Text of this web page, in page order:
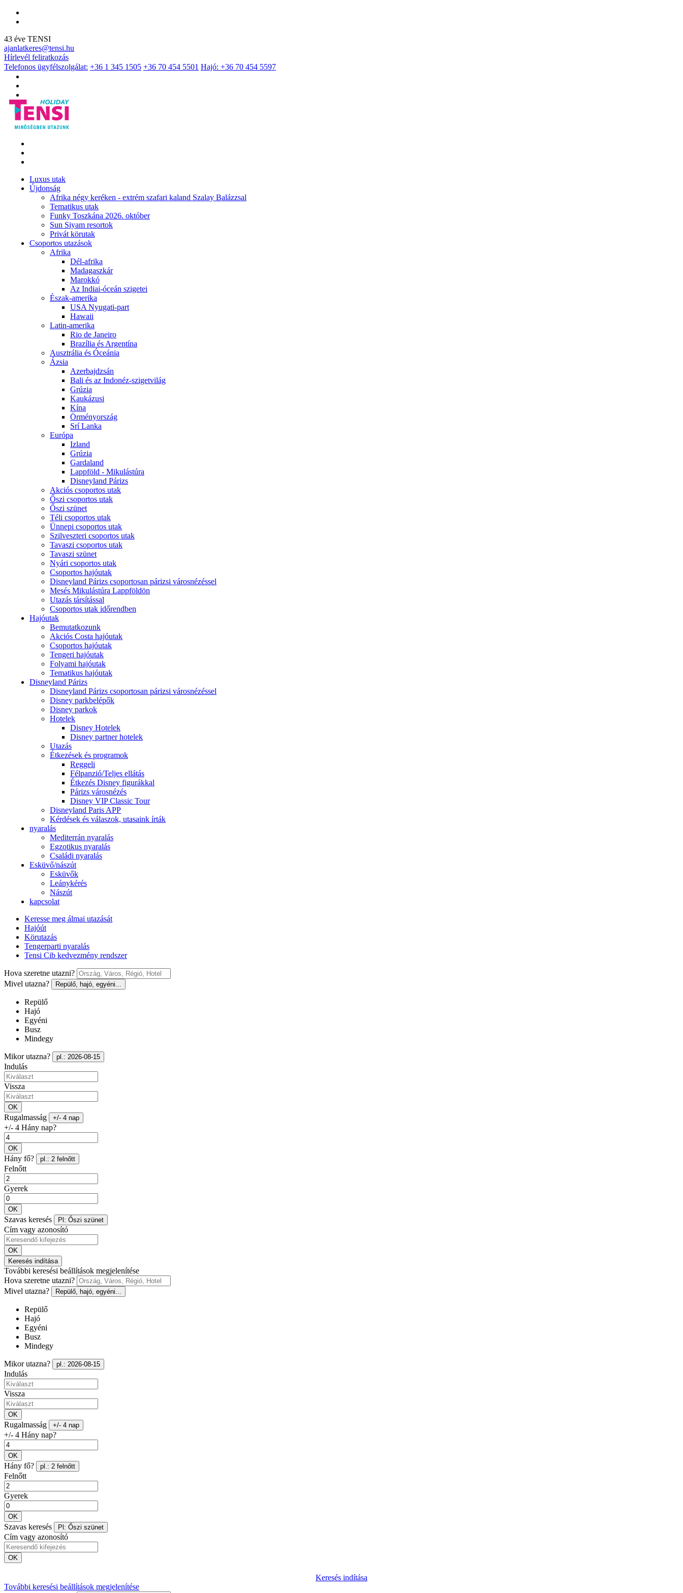
43 éve TENSI
ajanlatkeres@tensi.hu
Hírlevél feliratkozás
Telefonos ügyfélszolgálat: +36 1 345 1505 +36 70 454 5501 Hajó: +36 70 454 5597
Luxus utak
Újdonság
Afrika négy keréken - extrém szafari kaland Szalay Balázzsal
Tematikus utak
Funky Toszkána 2026. október
Sun Siyam resortok
Privát körutak
Csoportos utazások
Afrika
Dél-afrika
Madagaszkár
Marokkó
Az Indiai-óceán szigetei
Észak-amerika
USA Nyugati-part
Hawaii
Latin-amerika
Rio de Janeiro
Brazília és Argentína
Ausztrália és Óceánia
Ázsia
Azerbajdzsán
Bali és az Indonéz-szigetvilág
Grúzia
Kaukázusi
Kína
Örményország
Srí Lanka
Európa
Izland
Grúzia
Gardaland
Lappföld - Mikulástúra
Disneyland Párizs
Akciós csoportos utak
Őszi csoportos utak
Őszi szünet
Téli csoportos utak
Ünnepi csoportos utak
Szilveszteri csoportos utak
Tavaszi csoportos utak
Tavaszi szünet
Nyári csoportos utak
Csoportos hajóutak
Disneyland Párizs csoportosan párizsi városnézéssel
Mesés Mikulástúra Lappföldön
Utazás társítással
Csoportos utak időrendben
Hajóutak
Bemutatkozunk
Akciós Costa hajóutak
Csoportos hajóutak
Tengeri hajóutak
Folyami hajóutak
Tematikus hajóutak
Disneyland Párizs
Disneyland Párizs csoportosan párizsi városnézéssel
Disney parkbelépők
Disney parkok
Hotelek
Disney Hotelek
Disney partner hotelek
Utazás
Étkezések és programok
Reggeli
Félpanzió/Teljes ellátás
Étkezés Disney figurákkal
Párizs városnézés
Disney VIP Classic Tour
Disneyland Paris APP
Kérdések és válaszok, utasaink írták
nyaralás
Mediterrán nyaralás
Egzotikus nyaralás
Családi nyaralás
Esküvő/nászút
Esküvők
Leánykérés
Nászút
kapcsolat
Keresse meg álmai utazását
Hajóút
Körutazás
Tengerparti nyaralás
Tensi Cib kedvezmény rendszer
Hova szeretne utazni?
Mivel utazna?
Repülő, hajó, egyéni...
Repülő
Hajó
Egyéni
Busz
Mindegy
Mikor utazna? pl.: 2026-08-15
Indulás
Vissza
OK
Rugalmasság +/- 4 nap
+/- 4 Hány nap?
OK
Hány fő? pl.: 2 felnőtt
Felnőtt
Gyerek
OK
Szavas keresés Pl: Őszi szünet
Cím vagy azonosító
OK
Keresés indítása
További keresési beállítások megjelenítése
Hova szeretne utazni?
Mivel utazna?
Repülő, hajó, egyéni...
Repülő
Hajó
Egyéni
Busz
Mindegy
Mikor utazna? pl.: 2026-08-15
Indulás
Vissza
OK
Rugalmasság +/- 4 nap
+/- 4 Hány nap?
OK
Hány fő? pl.: 2 felnőtt
Felnőtt
Gyerek
OK
Szavas keresés Pl: Őszi szünet
Cím vagy azonosító
OK
Keresés indítása
További keresési beállítások megjelenítése